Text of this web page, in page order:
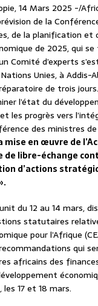
14 Mars 2025 -/
de la
de la planification et
de 2025, qui se
Comité d’experts
Unies, à Addis-
de trois
l’état du
les progrès vers
des ministres
mise en œuvre de
de libre-échange
d’actions
du 12 au 14 mars,
statutaires
pour l’Afrique
qui
africains des
17 et 18 mars.